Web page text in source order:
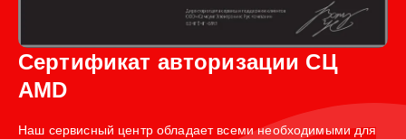
Сертификат авторизации СЦ
AMD
Наш сервисный центр обладает всеми необходимыми для